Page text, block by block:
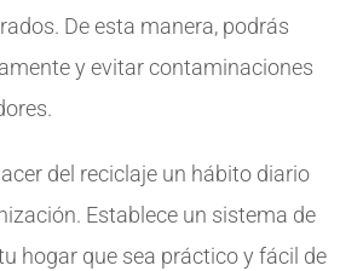
De esta manera, podrás
y evitar contaminaciones
del reciclaje un hábito diario
Establece un sistema de
hogar que sea práctico y fácil de